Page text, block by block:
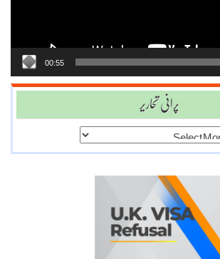
00:55
پرانی تحاریر